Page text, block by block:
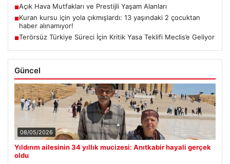
■Açık Hava Mutfakları ve Prestijli Yaşam Alanları
■Kuran kursu için yola çıkmışlardı: 13 yaşındaki 2 çocuktan
haber alınamıyor!
■Terörsüz Türkiye Süreci İçin Kritik Yasa Teklifi Meclis’e Geliyor
Güncel
08/05/2026
Yıldırım ailesinin 34 yıllık mucizesi: Anıtkabir hayali gerçek
oldu